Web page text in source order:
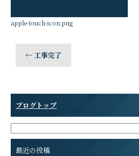
apple-touch-icon.png
← 工事完了
ブログトップ
最近の投稿